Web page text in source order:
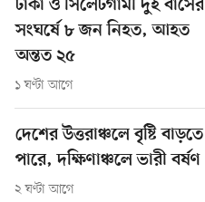
ঢাকা ও সিলেটগামী দুই বাসের
সংঘর্ষে ৮ জন নিহত, আহত
অন্তত ২৫
১ ঘণ্টা আগে
দেশের উত্তরাঞ্চলে বৃষ্টি বাড়তে
পারে, দক্ষিণাঞ্চলে ভারী বর্ষণ
২ ঘণ্টা আগে